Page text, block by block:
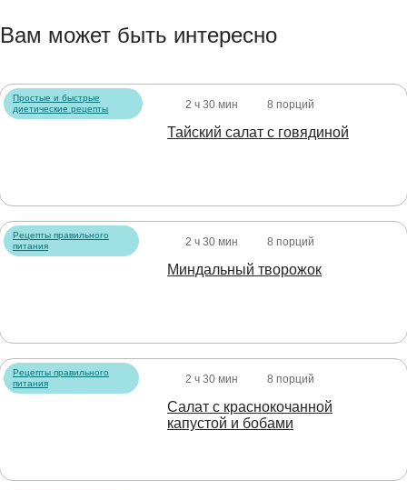
Вам может быть интересно
Простые и быстрые
диетические рецепты
2 ч 30 мин 8 порций
Тайский салат с говядиной
Рецепты правильного
питания
2 ч 30 мин 8 порций
Миндальный творожок
Рецепты правильного
питания
2 ч 30 мин 8 порций
Салат с краснокочанной
капустой и бобами